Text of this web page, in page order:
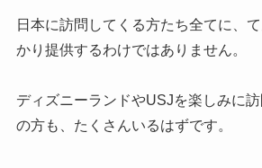
日本に訪問してくる方たち全てに、
かり提供するわけではありません。
ディズニーランドやUSJを楽しみに
の方も、たくさんいるはずです。